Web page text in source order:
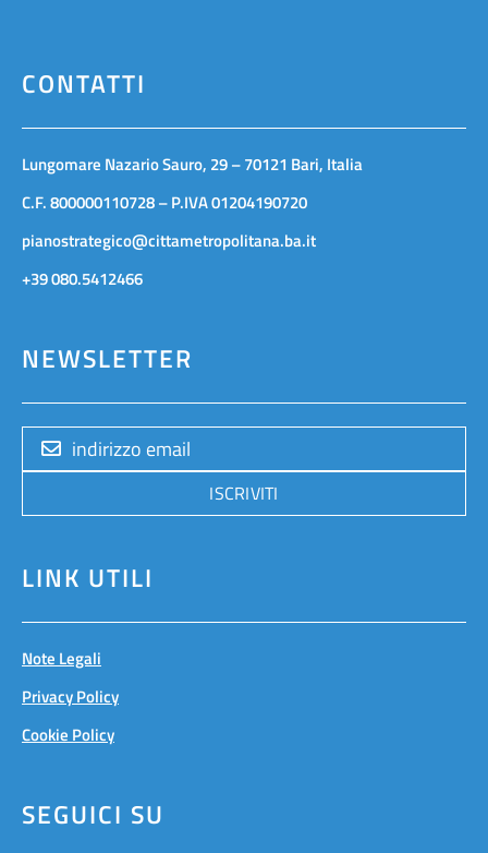
CONTATTI
Lungomare Nazario Sauro, 29 – 70121 Bari, Italia
C.F. 800000110728 – P.IVA 01204190720
pianostrategico@cittametropolitana.ba.it
+39 080.5412466
NEWSLETTER
ISCRIVITI
LINK UTILI
Note Legali
Privacy Policy
Cookie Policy
SEGUICI SU